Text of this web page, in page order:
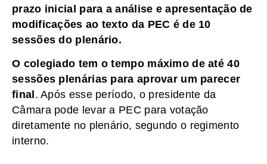
prazo inicial para a análise e apresentação de
modificações ao texto da PEC é de 10
sessões do plenário.
O colegiado tem o tempo máximo de até 40
sessões plenárias para aprovar um parecer
final . Após esse período, o presidente da
Câmara pode levar a PEC para votação
diretamente no plenário, segundo o regimento
interno.